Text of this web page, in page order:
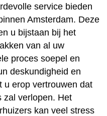
service bieden
Amsterdam. Deze
u bijstaan bij het
van al uw
proces soepel en
deskundigheid en
u erop vertrouwen dat
zal verlopen. Het
kan veel stress